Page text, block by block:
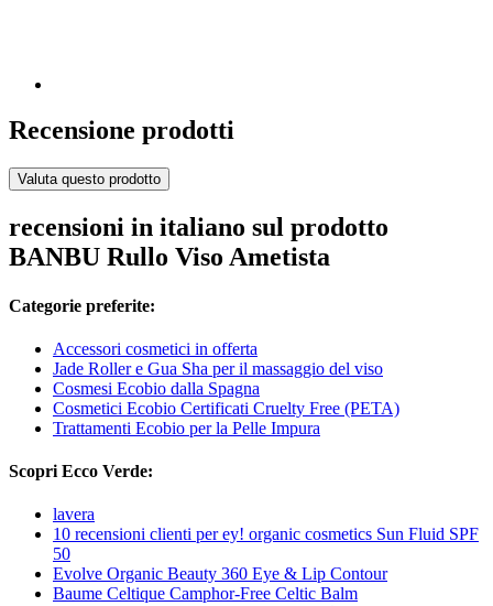
Recensione prodotti
Valuta questo prodotto
recensioni in italiano sul prodotto
BANBU Rullo Viso Ametista
Categorie preferite:
Accessori cosmetici in offerta
Jade Roller e Gua Sha per il massaggio del viso
Cosmesi Ecobio dalla Spagna
Cosmetici Ecobio Certificati Cruelty Free (PETA)
Trattamenti Ecobio per la Pelle Impura
Scopri Ecco Verde:
lavera
10 recensioni clienti per ey! organic cosmetics Sun Fluid SPF
50
Evolve Organic Beauty 360 Eye & Lip Contour
Baume Celtique Camphor-Free Celtic Balm